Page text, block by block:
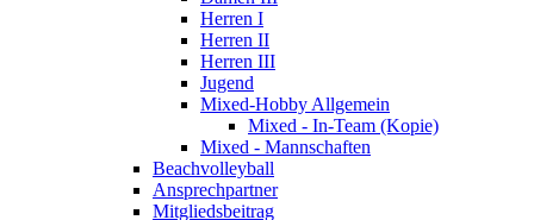
Herren I
Herren II
Herren III
Jugend
Mixed-Hobby Allgemein
Mixed - In-Team (Kopie)
Mixed - Mannschaften
Beachvolleyball
Ansprechpartner
Mitgliedsbeitrag